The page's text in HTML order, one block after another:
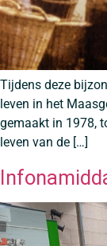
Tijdens deze
leven in het
gemaakt in 1978,
leven van de […]